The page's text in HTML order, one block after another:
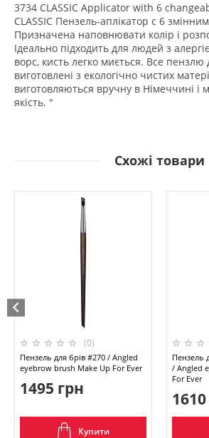
3734 CLASSIC Applicator with 6
CLASSIC Пензель-аплікатор c 6
Призначена наповнювати колір і
Ідеально підходить для людей з
ворс, кисть легко миється. Все пензлю
виготовлені з екологічно чистих
виготовляються вручну в Німеччині
якість. "
Схожі товари
(0)
Пензель для брів #270 / Angled
eyebrow brush Make Up For Ever
1495 грн
Купити
Пензель
/ Angled
For Ever